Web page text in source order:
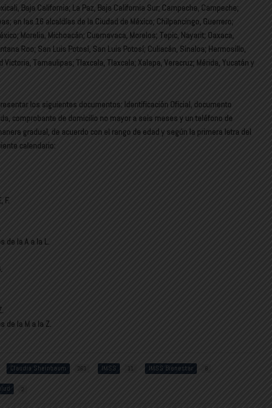
Baja California; La Paz, Baja California Sur; Campeche, Campeche;
en las 16 alcaldías de la Ciudad de México; Chilpancingo, Guerrero;
Morelia, Michoacán; Cuernavaca, Morelos; Tepic, Nayarit; Oaxaca,
Roo; San Luis Potosí, San Luis Potosí; Culiacán, Sinaloa; Hermosillo,
Tamaulipas; Tlaxcala, Tlaxcala; Xalapa, Veracruz; Mérida, Yucatán y
los siguientes documentos: Identificación Oficial, documento
comprobante de domicilio no mayor a seis meses y un teléfono de
gradual, de acuerdo con el rango de edad y según la primera letra del
calendario:
F.
de la A a la L.
de la M a la Z.
Claudia Sheinbaum 263 IMSS 11 IMSS Bienestar 8
2